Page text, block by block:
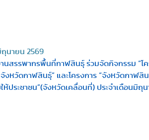
ถุนายน 2569
นสรรพากรพื้นที่กาฬสินธุ์ ร่วมจัดกิจกรรม “โ
งหวัดกาฬสินธุ์” และโครงการ “จังหวัดกาฬสิ
ห้ประชาชน”(จังหวัดเคลื่อนที่) ประจำเดือนมิถุน